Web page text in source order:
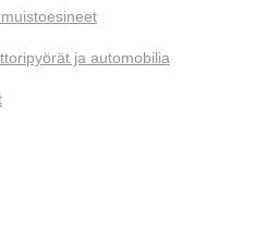
ja automobilia